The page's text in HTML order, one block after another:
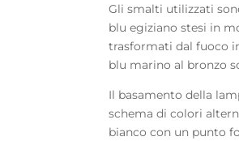
Gli smalti utilizzati
blu egiziano stesi in
trasformati dal fuoco
blu marino al bronzo
Il basamento della
schema di colori
bianco con un punto